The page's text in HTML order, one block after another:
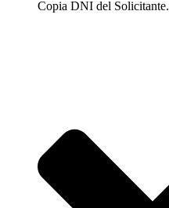
Copia DNI del Solicitante.